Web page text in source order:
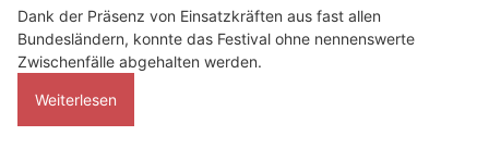
Dank der Präsenz von Einsatzkräften aus fast allen
Bundesländern, konnte das Festival ohne nennenswerte
Zwischenfälle abgehalten werden.
Weiterlesen